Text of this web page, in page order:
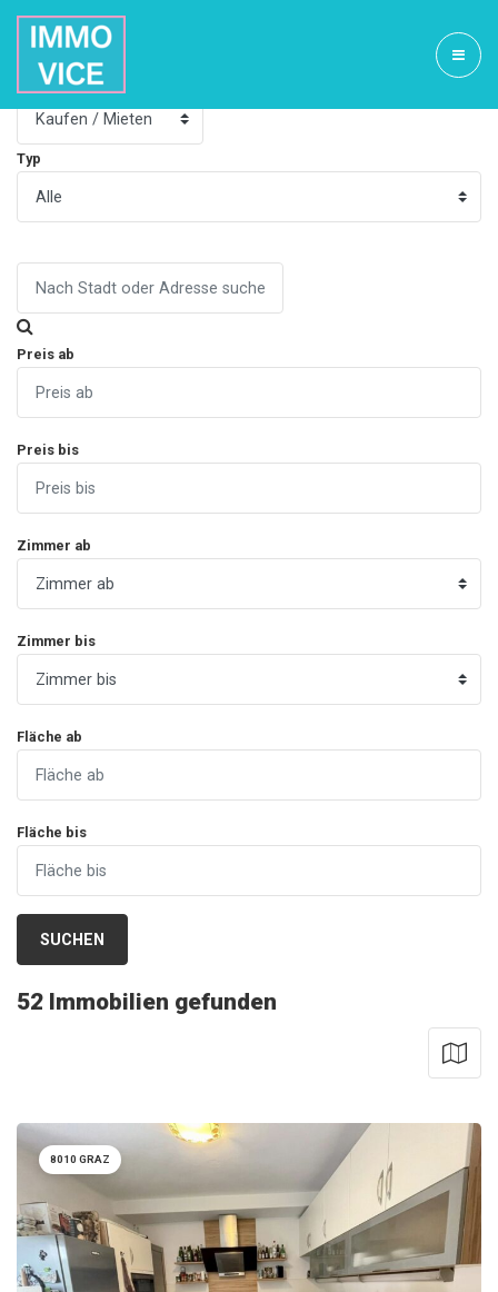
Typ
Preis ab
Preis bis
Zimmer ab
Zimmer bis
Fläche ab
Fläche bis
SUCHEN
52 Immobilien gefunden
8010 GRAZ